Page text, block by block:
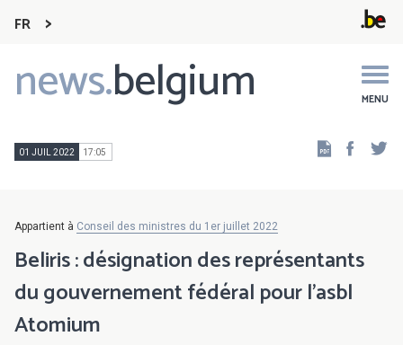
FR
news.belgium MENU
Main
navigation
01 JUIL 2022 17:05
Appartient à Conseil des ministres du 1er juillet 2022
Beliris : désignation des représentants
du gouvernement fédéral pour l’asbl
Atomium